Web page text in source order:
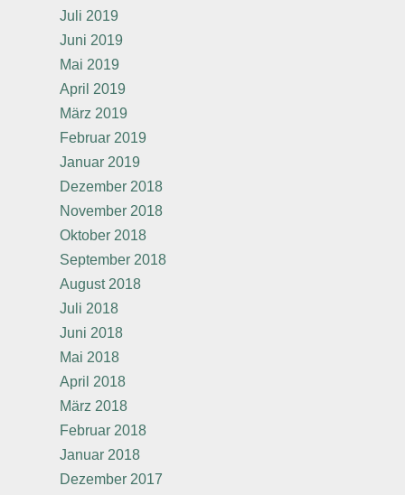
Juli 2019
Juni 2019
Mai 2019
April 2019
März 2019
Februar 2019
Januar 2019
Dezember 2018
November 2018
Oktober 2018
September 2018
August 2018
Juli 2018
Juni 2018
Mai 2018
April 2018
März 2018
Februar 2018
Januar 2018
Dezember 2017